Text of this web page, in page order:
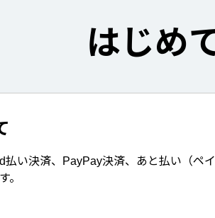
はじめ
払い決済、PayPay決済、あと払い（ペ
。